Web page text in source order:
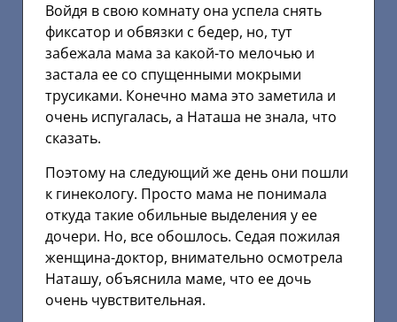
Войдя в свою комнату она успела снять
фиксатор и обвязки с бедер, но, тут
забежала мама за какой-то мелочью и
застала ее со спущенными мокрыми
трусиками. Конечно мама это заметила и
очень испугалась, а Наташа не знала, что
сказать.
Поэтому на следующий же день они пошли
к гинекологу. Просто мама не понимала
откуда такие обильные выделения у ее
дочери. Но, все обошлось. Седая пожилая
женщина-доктор, внимательно осмотрела
Наташу, объяснила маме, что ее дочь
очень чувствительная.